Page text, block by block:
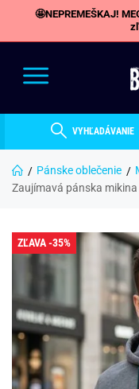
🤩NEPREMEŠKAJ!
VYHĽADÁVANIE
Pánske oblečenie
Zaujímavá pánska
ZĽAVA -35%